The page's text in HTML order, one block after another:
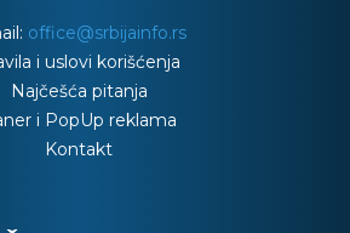
office@srbijainfo.rs
i uslovi korišćenja
Najčešća pitanja
i PopUp reklama
Kontakt